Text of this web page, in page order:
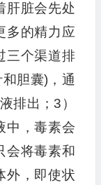
肝脏会先处
多的精力应
三个渠道排
胆囊)，通
排出；3）
中，毒素会
会将毒素和
外，即使状